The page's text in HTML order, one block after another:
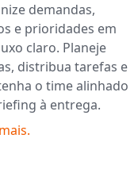
demandas,
e prioridades em
claro. Planeje
distribua tarefas e
o time alinhado
à entrega.